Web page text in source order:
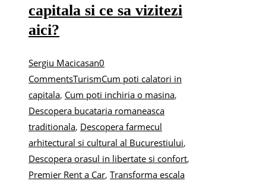
capitala si ce sa vizitezi
aici?
Sergiu Macicasan0
CommentsTurismCum poti calatori in
capitala, Cum poti inchiria o masina,
Descopera bucataria romaneasca
traditionala, Descopera farmecul
arhitectural si cultural al Bucurestiului,
Descopera orasul in libertate si confort,
Premier Rent a Car, Transforma escala